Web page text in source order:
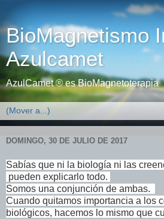
BioMagnetismo
Azulcamet
AzulCamet ® es BioMagnetoterapia
DOMINGO, 30 DE JULIO DE 2017
Sabías que ni la biología ni las
pueden explicarlo todo.
Somos una conjunción de ambas.
Cuando quitamos importancia a los
biológicos, hacemos lo mismo que